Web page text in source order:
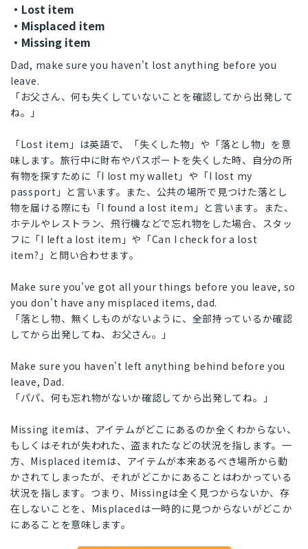
・Lost item
・Misplaced item
・Missing item
Dad, make sure you haven't lost anything before you
leave.
「お父さん、何も失くしていないことを確認してから出発して
ね。」
「Lost item」は英語で、「失くした物」や「落とし物」を意
味します。旅行中に財布やパスポートを失くした時、自分の所
有物を探すために「I lost my wallet」や「I lost my
passport」と言います。また、公共の場所で見つけた落とし
物を届ける際にも「I found a lost item」と言います。また、
ホテルやレストラン、飛行機などで忘れ物をした場合、スタッ
フに「I left a lost item」や「Can I check for a lost
item?」と問い合わせます。
Make sure you've got all your things before you leave, so
you don't have any misplaced items, dad.
「落とし物、無くしものがないように、全部持っているか確認
してから出発してね、お父さん。」
Make sure you haven't left anything behind before you
leave, Dad.
「パパ、何も忘れ物がないか確認してから出発してね。」
Missing itemは、アイテムがどこにあるのか全くわからない、
もしくはそれが失われた、盗まれたなどの状況を指します。一
方、Misplaced itemは、アイテムが本来あるべき場所から動
かされてしまったが、それがどこかにあることはわかっている
状況を指します。つまり、Missingは全く見つからないか、存
在しないことを、Misplacedは一時的に見つからないがどこか
にあることを意味します。